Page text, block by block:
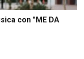
con "ME DA